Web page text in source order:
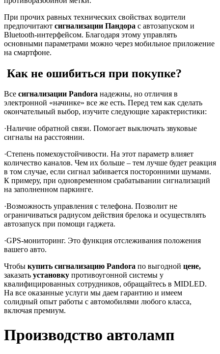
При прочих равных технических свойствах водители
предпочитают сигнализации Пандора с автозапуском и
Bluetooth-интерфейсом. Благодаря этому управлять
основными параметрами можно через мобильное приложение
на смартфоне.
Как не ошибиться при покупке?
Все сигнализации Pandora надежны, но отличия в
электронной «начинке» все же есть. Перед тем как сделать
окончательный выбор, изучите следующие характеристики:
·Наличие обратной связи. Помогает выключать звуковые
сигналы на расстоянии.
·Степень помехоустойчивости. На этот параметр влияет
количество каналов. Чем их больше – тем лучше будет реакция
в том случае, если сигнал забивается посторонними шумами.
К примеру, при одновременном срабатывании сигнализаций
на заполненном паркинге.
·Возможность управления с телефона. Позволит не
ограничиваться радиусом действия брелока и осуществлять
автозапуск при помощи гаджета.
·GPS-мониторинг. Это функция отслеживания положения
вашего авто.
Чтобы купить сигнализацию Pandora по выгодной цене,
заказать установку противоугонной системы у
квалифицированных сотрудников, обращайтесь в MIDLED.
На все оказанные услуги мы даем гарантию и имеем
солидный опыт работы с автомобилями любого класса,
включая премиум.
Производство автоламп